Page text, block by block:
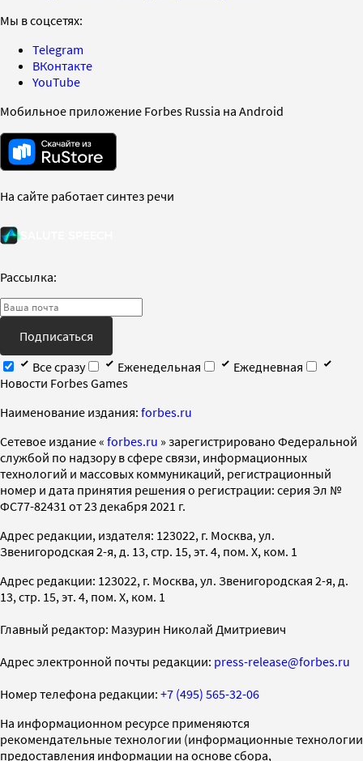
Мы в соцсетях:
Telegram
ВКонтакте
YouTube
Мобильное приложение Forbes Russia на Android
На сайте работает синтез речи
Рассылка:
Подписаться
Все сразу
Еженедельная
Ежедневная
Новости Forbes Games
Наименование издания: forbes.ru
Cетевое издание « forbes.ru » зарегистрировано Федеральной
службой по надзору в сфере связи, информационных
технологий и массовых коммуникаций, регистрационный
номер и дата принятия решения о регистрации: серия Эл №
ФС77-82431 от 23 декабря 2021 г.
Адрес редакции, издателя: 123022, г. Москва, ул.
Звенигородская 2-я, д. 13, стр. 15, эт. 4, пом. X, ком. 1
Адрес редакции: 123022, г. Москва, ул. Звенигородская 2-я, д.
13, стр. 15, эт. 4, пом. X, ком. 1
Главный редактор: Мазурин Николай Дмитриевич
Адрес электронной почты редакции: press-release@forbes.ru
Номер телефона редакции: +7 (495) 565-32-06
На информационном ресурсе применяются
рекомендательные технологии (информационные технологии
предоставления информации на основе сбора,